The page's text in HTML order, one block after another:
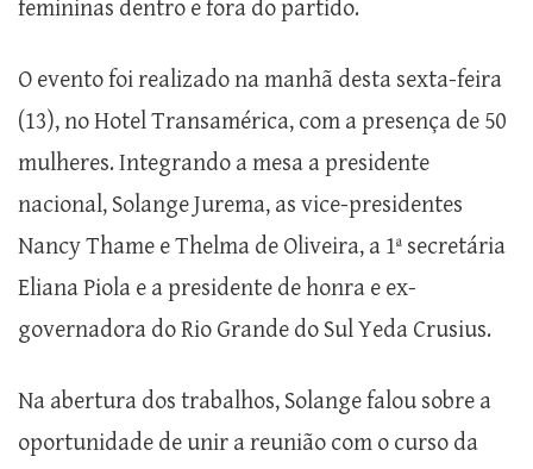
femininas dentro e fora do partido.
O evento foi realizado na manhã desta sexta-feira
(13), no Hotel Transamérica, com a presença de 50
mulheres. Integrando a mesa a presidente
nacional, Solange Jurema, as vice-presidentes
Nancy Thame e Thelma de Oliveira, a 1ª secretária
Eliana Piola e a presidente de honra e ex-
governadora do Rio Grande do Sul Yeda Crusius.
Na abertura dos trabalhos, Solange falou sobre a
oportunidade de unir a reunião com o curso da